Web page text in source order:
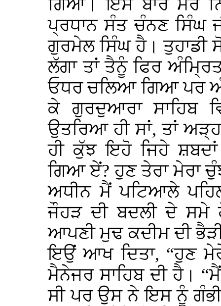
ਗਿਆ। ਇਸ ਬਾਰੇ ਮੇਰੇ
ਪ੍ਰਧਾਨ ਸੰਤ ਚੰਨਣ
ਗੁਰਮੇਲ ਸਿੰਘ ਹੈ। ਤੁਹਾਡੀ
ਲੱਗਾ ਤਾਂ ਤੈਨੂੰ ਫਿਰ
ਓਧਰ ਚਲਿਆ ਗਿਆ ਪਰ
ਕੇ ਗੁਰਦੁਆਰਾ ਸਾਹਿਬ
ਉਤਰਿਆ ਹੀ ਸਾਂ, ਤਾਂ
ਹੀ ਕੁੱਝ ਇਹੋ ਜਿਹੇ
ਗਿਆ ਏਂ? ਹੁਣ ਤੇਰਾ ਮੇਰਾ
ਅਧੀਨ ਮੈਂ ਪਟਿਆਲੇ
ਜੌਹੜ ਦੀ ਬਦਲੀ ਦੇ ਸਮੇ
ਆਪਣੀ ਮੁਢ ਕਦੀਮ ਦੀ
ਇਉਂ ਆਖ ਦਿਤਾ, “ਹੁਣ
ਮੈਨੇਜਰ ਸਾਹਿਬ ਦੀ ਹੈ।
ਸੀ ਪਰ ਉਸ ਨੇ ਇਸ ਨੂੰ